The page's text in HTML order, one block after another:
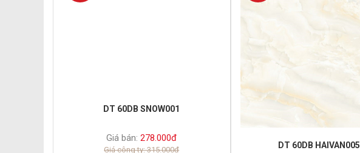
DT 60DB SNOW001
Giá bán: 278.000đ
Giá công ty: 315.000đ DT 60DB HAIVAN005